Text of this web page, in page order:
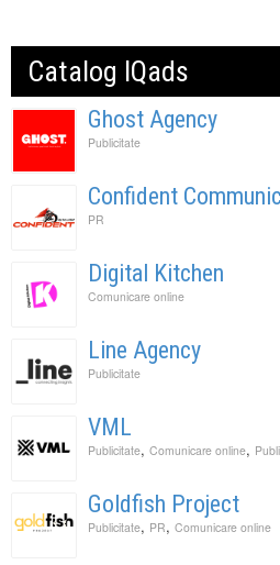
Catalog IQads
Ghost Agency
Publicitate
Confident
PR
Digital Kitchen
Comunicare online
Line Agency
Publicitate
VML
Publicitate, Comunicare online,
Goldfish Project
Publicitate, PR, Comunicare online